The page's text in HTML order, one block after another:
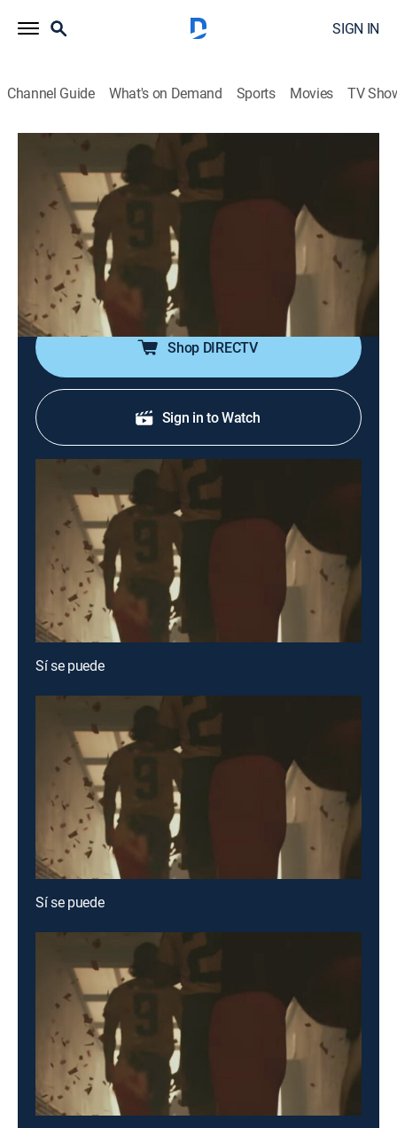
SIGN IN
Channel Guide What's on Demand Sports Movies TV
Sí se puede
Biography, Soccer, Soap
Se relata la clasificación de la selección ecuatoriana
de fútbol por primera vez al mundial a finales del
2001. Además, se cuenta la vida de Jaime Iván
Kaviedes.
Shop DIRECTV
Sign in to Watch
Sí se puede
Sí se puede